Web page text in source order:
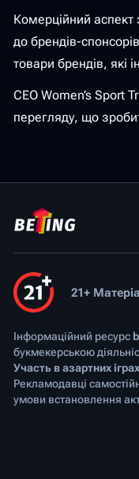
Комерційний
до брендів-
товари брендів, які
СЕО Women’s Sport
перегляду, що
21+
Інформаційний ресурс
букмекерською
Участь в азартних
Рекламодавці
умови встановлення